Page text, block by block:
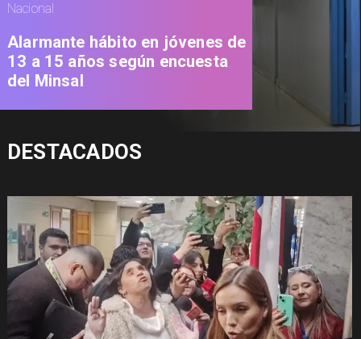
Nacional
Alarmante hábito en jóvenes de
13 a 15 años según encuesta
del Minsal
DESTACADOS